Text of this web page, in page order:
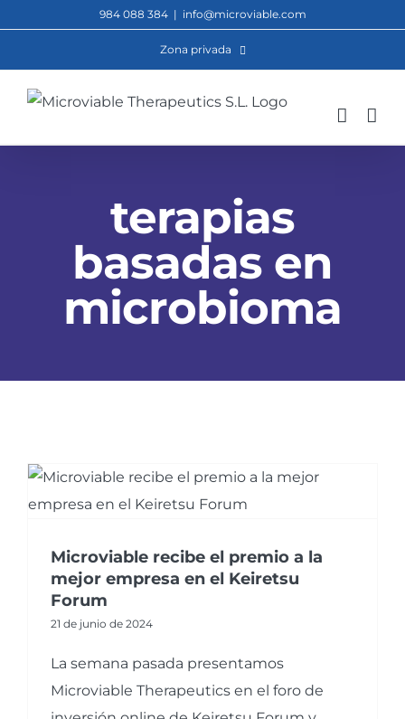
contenido
984 088 384 | info@microviable.com
Zona privada
terapias
basadas en
microbioma
Microviable recibe el premio a la
mejor empresa en el Keiretsu
Forum
21 de junio de 2024
La semana pasada presentamos
Microviable Therapeutics en el foro de